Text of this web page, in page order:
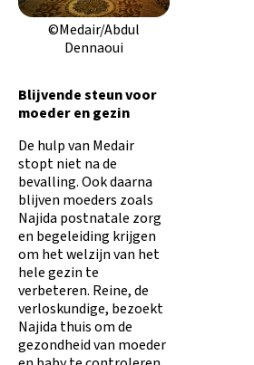
©Medair/Abdul
Dennaoui
Blijvende steun voor
moeder en gezin
De hulp van Medair
stopt niet na de
bevalling. Ook daarna
blijven moeders zoals
Najida postnatale zorg
en begeleiding krijgen
om het welzijn van het
hele gezin te
verbeteren. Reine, de
verloskundige, bezoekt
Najida thuis om de
gezondheid van moeder